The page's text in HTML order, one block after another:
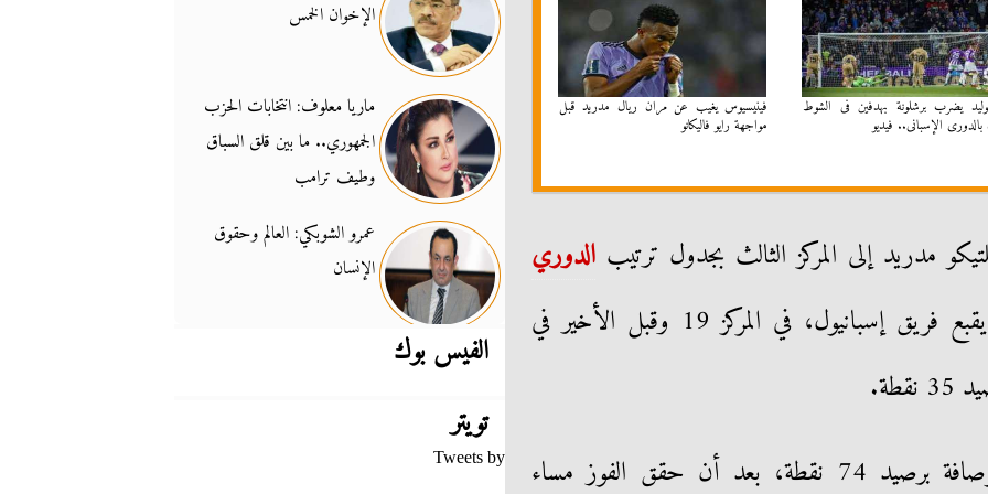
يضرب برشلونة بهدفين فى الشوط
الإسبانى.. فيديو
فينيسيوس يغيب عن مران ريال مدريد قبل
مواجهة رايو فاليكانو
مدريد إلى المركز الثالث بجدول ترتيب الدوري
برصيد 73 نقطة، بينما يقبع فريق إسبانيول، في المركز 19 وقبل الأخير في
وبذلك يخطف ريال مدريد الوصافة برصيد 74 نقطة، بعد أن حقق الفوز مساء
الإخوان الخمس
ماريا معلوف: انتخابات الحزب
الجمهوري.. ما بين قلق السباق
وطيف ترامب
عمرو الشوبكي: العالم وحقوق
الإنسان
الفيس بوك
تويتر
Tweets by